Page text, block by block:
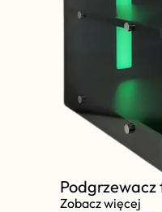
Podgrzewacz
Zobacz więcej